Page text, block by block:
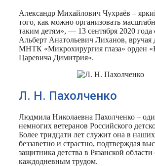
Александр Михайлович Чухраёв –
того, как можно организовать
таким детям», — 13 сентября 2020 года
Альберт Анатольевич Лиханов, вручая
МНТК «Микрохирургия глаза» орден
Царевича Димитрия».
Л. Н. Пахолченко
Людмила Николаевна Пахолченко –
немногих ветеранов Российского
Более тридцати лет служит она в
беззаветно и страстно, подтверждая
защитника детства в Рязанской
каждодневным трудом.